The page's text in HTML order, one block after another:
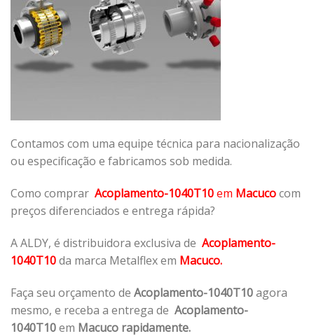
Contamos com uma equipe técnica para nacionalização
ou especificação e fabricamos sob medida.
Como comprar Acoplamento-1040T10em Macucocom
preços diferenciados e entrega rápida?
A ALDY, é distribuidora exclusiva de Acoplamento-
1040T10da marca Metalflex em Macuco.
Faça seu orçamento de Acoplamento-1040T10agora
mesmo, e receba a entrega de Acoplamento-
1040T10em Macuco rapidamente.